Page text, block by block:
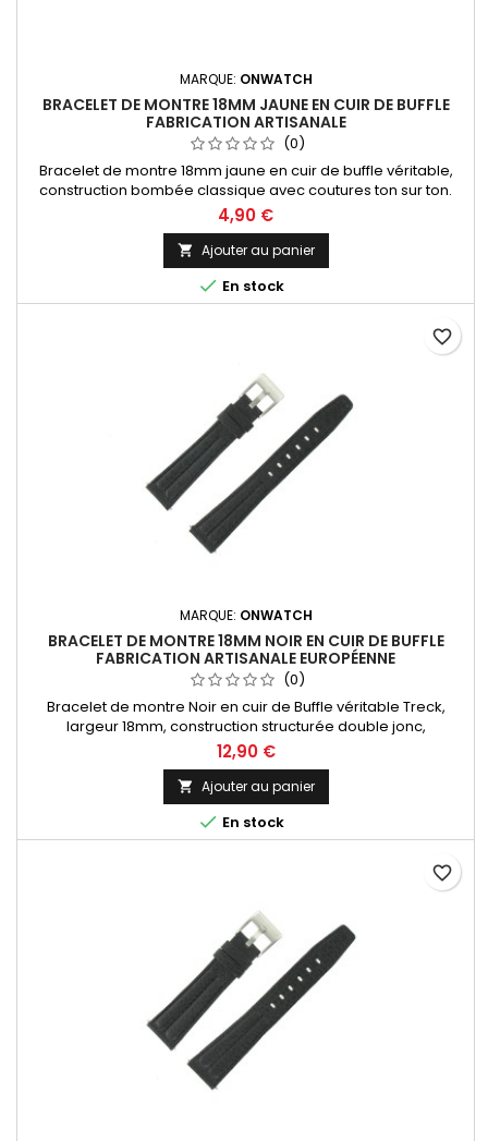
MARQUE: ONWATCH
BRACELET DE MONTRE 18MM JAUNE EN CUIR DE BUFFLE
FABRICATION ARTISANALE
(0)
Bracelet de montre 18mm jaune en cuir de buffle véritable,
construction bombée classique avec coutures ton sur ton.
Fabrication artisanale Made In France
4,90 €
 Ajouter au panier
 En stock
MARQUE: ONWATCH
BRACELET DE MONTRE 18MM NOIR EN CUIR DE BUFFLE
FABRICATION ARTISANALE EUROPÉENNE
(0)
Bracelet de montre Noir en cuir de Buffle véritable Treck,
largeur 18mm, construction structurée double jonc,
dynamique et sportif. Fabrication Artisanale Made in Spain.
12,90 €
 Ajouter au panier
 En stock
favorite_border
favorite_border